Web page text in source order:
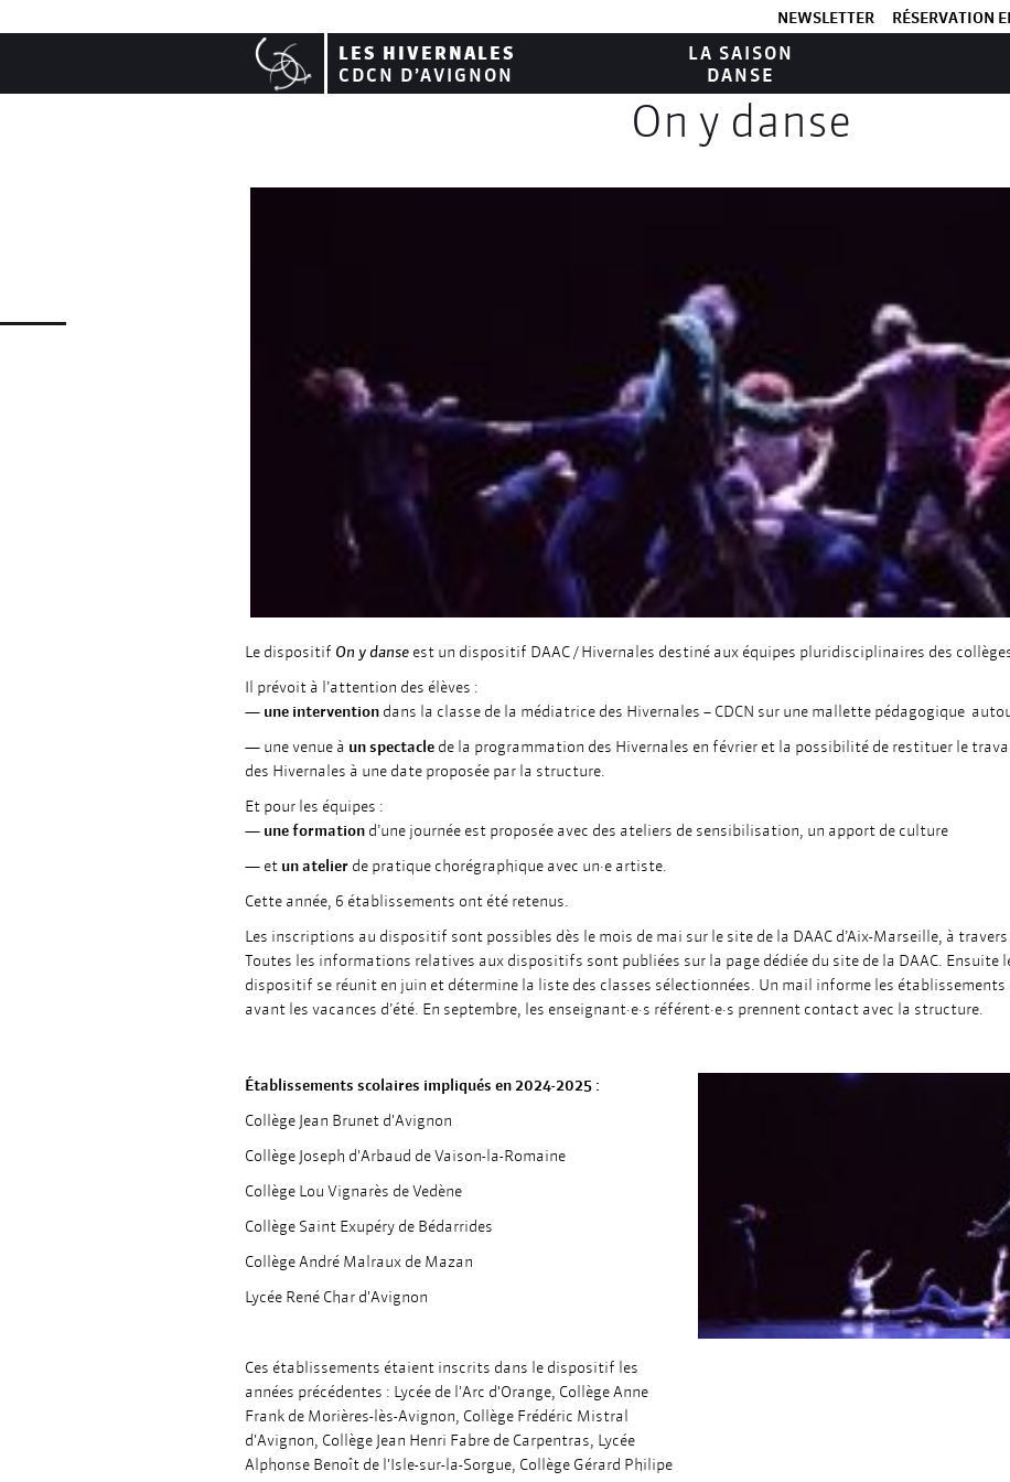
NEWSLETTER RÉSERVATION
LES HIVERNALES
CDCN D’AVIGNON
LA SAISON
DANSE
On y danse
Le dispositif On y danse est un dispositif DAAC / Hivernales destiné aux équipes pluridisciplinaires des
Il prévoit à l’attention des élèves :
— une intervention dans la classe de la médiatrice des Hivernales – CDCN sur une mallette pédagogique
— une venue à un spectacle de la programmation des Hivernales en février et la possibilité de restituer le
des Hivernales à une date proposée par la structure.
Et pour les équipes :
— une formation d’une journée est proposée avec des ateliers de sensibilisation, un apport de culture
— et un atelier de pratique chorégraphique avec un·e artiste.
Cette année, 6 établissements ont été retenus.
Les inscriptions au dispositif sont possibles dès le mois de mai sur le site de la DAAC d’Aix-Marseille, à
Toutes les informations relatives aux dispositifs sont publiées sur la page dédiée du site de la DAAC. Ensuite
dispositif se réunit en juin et détermine la liste des classes sélectionnées. Un mail informe les
avant les vacances d’été. En septembre, les enseignant·e·s référent·e·s prennent contact avec la structure.
Établissements scolaires impliqués en 2024-2025 :
Collège Jean Brunet d'Avignon
Collège Joseph d'Arbaud de Vaison-la-Romaine
Collège Lou Vignarès de Vedène
Collège Saint Exupéry de Bédarrides
Collège André Malraux de Mazan
Lycée René Char d'Avignon
Ces établissements étaient inscrits dans le dispositif les
années précédentes : Lycée de l'Arc d'Orange, Collège Anne
Frank de Morières-lès-Avignon, Collège Frédéric Mistral
d'Avignon, Collège Jean Henri Fabre de Carpentras, Lycée
Alphonse Benoît de l'Isle-sur-la-Sorgue, Collège Gérard Philipe